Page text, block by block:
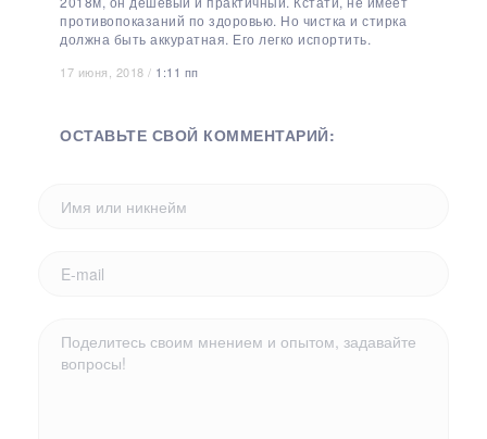
противопоказаний по здоровью. Но чистка и стирка
должна быть аккуратная. Его легко испортить.
17 июня, 2018 / 1:11 пп
ОСТАВЬТЕ СВОЙ КОММЕНТАРИЙ: